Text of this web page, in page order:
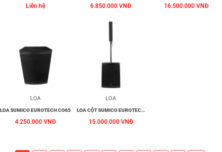
Liên hệ 6.850.000 VNĐ 16.500.000 VNĐ
LOA
LOA SUMICO EUROTECH CO65
4.250.000 VNĐ
LOA
LOA CỘT SUMICO EUROTECH
15.000.000 VNĐ